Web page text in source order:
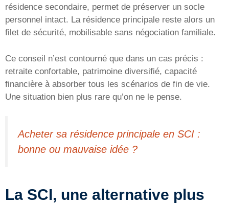
résidence secondaire, permet de préserver un socle
personnel intact. La résidence principale reste alors un
filet de sécurité, mobilisable sans négociation familiale.
Ce conseil n’est contourné que dans un cas précis :
retraite confortable, patrimoine diversifié, capacité
financière à absorber tous les scénarios de fin de vie.
Une situation bien plus rare qu’on ne le pense.
Acheter sa résidence principale en SCI :
bonne ou mauvaise idée ?
La SCI, une alternative plus